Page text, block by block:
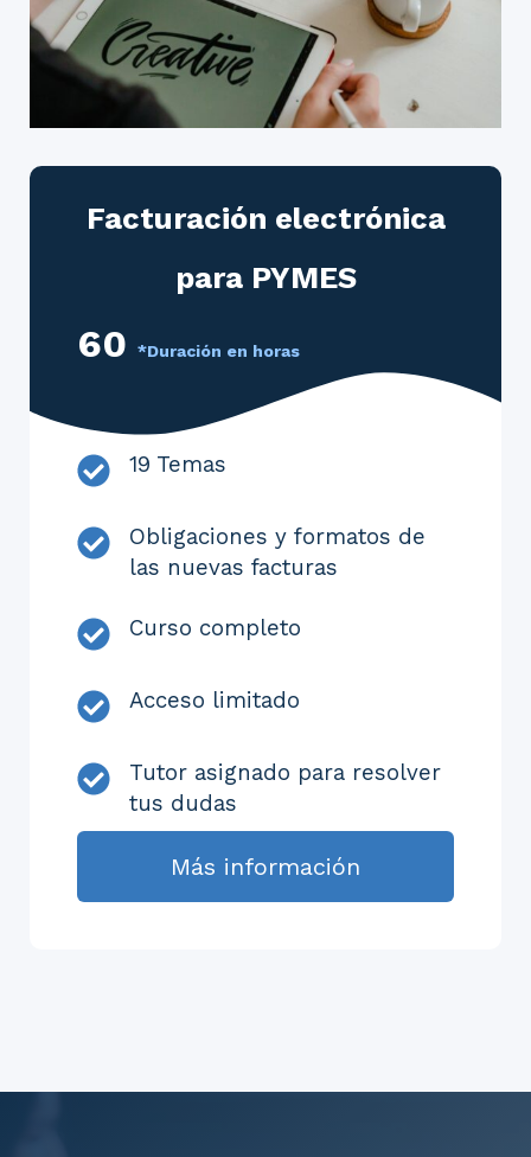
Facturación electrónica
para PYMES
60 *Duración en horas
19 Temas
Obligaciones y formatos de
las nuevas facturas
Curso completo
Acceso limitado
Tutor asignado para resolver
tus dudas
Más información